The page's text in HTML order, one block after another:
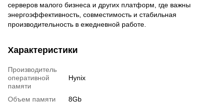
серверов малого бизнеса и других платформ, где важны
энергоэффективность, совместимость и стабильная
производительность в ежедневной работе.
Характеристики
Производитель
оперативной
памяти
Hynix
Объем памяти
8Gb